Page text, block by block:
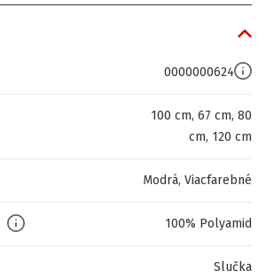
0000000624
100 cm, 67 cm, 80
cm, 120 cm
Modrá, Viacfarebné
100% Polyamid
Slučka